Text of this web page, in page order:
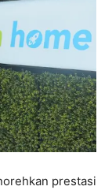
prestasi